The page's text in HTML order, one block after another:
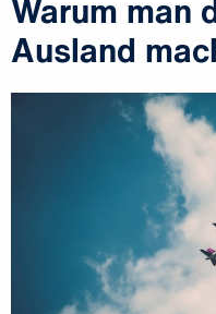
Warum man
Ausland